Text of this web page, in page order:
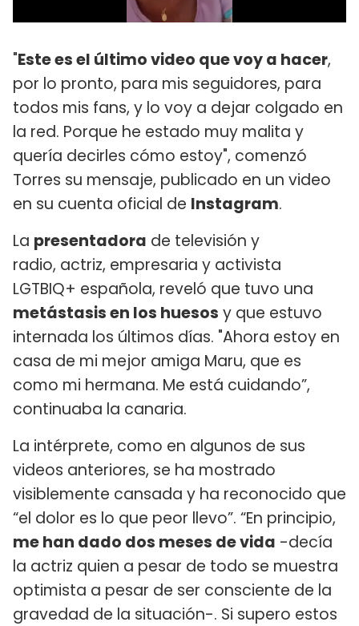
"Este es el último video que voy a hacer,
por lo pronto, para mis seguidores, para
todos mis fans, y lo voy a dejar colgado en
la red. Porque he estado muy malita y
quería decirles cómo estoy", comenzó
Torres su mensaje, publicado en un video
en su cuenta oficial de Instagram.
La presentadora de televisión y
radio, actriz, empresaria​ y activista
LGTBIQ+ española, reveló que tuvo una
metástasis en los huesos y que estuvo
internada los últimos días. "Ahora estoy en
casa de mi mejor amiga Maru, que es
como mi hermana. Me está cuidando”,
continuaba la canaria.
La intérprete, como en algunos de sus
videos anteriores, se ha mostrado
visiblemente cansada y ha reconocido que
“el dolor es lo que peor llevo”. “En principio,
me han dado dos meses de vida -decía
la actriz quien a pesar de todo se muestra
optimista a pesar de ser consciente de la
gravedad de la situación-. Si supero estos